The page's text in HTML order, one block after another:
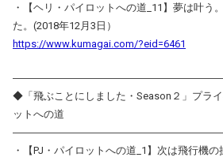
・【ヘリ・パイロットへの道_11】夢は叶う
た。(2018年12月3日）
https://www.kumagai.com/?eid=6461
◆「飛ぶことにしました・Season２」プラ
ットへの道
・【PJ・パイロットへの道_1】次は飛行機